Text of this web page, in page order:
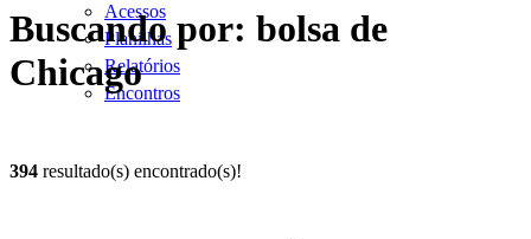
Acessos
Planilhas
Relatórios
Encontros
Buscando por: bolsa de
Chicago
394 resultado(s) encontrado(s)!